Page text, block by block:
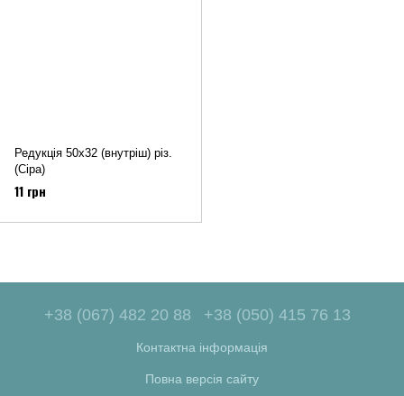
Редукція 50х32 (внутріш) різ.
(Сіра)
11 грн
+38 (067) 482 20 88 +38 (050) 415 76 13
Контактна інформація
Повна версія сайту